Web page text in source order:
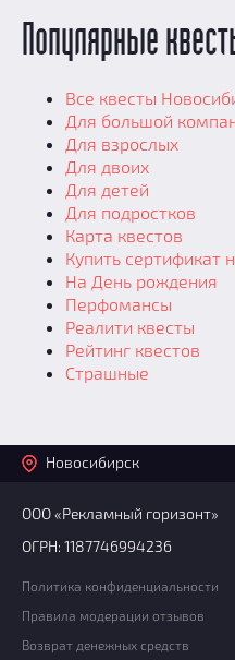
Популярные
Все квесты
Для большой
Для взрослых
Для двоих
Для детей
Для подростков
Карта квестов
Купить сертификат
На День рождения
Перфомансы
Реалити квесты
Рейтинг квестов
Страшные
Новосибирск
ООО «Рекламный горизонт»
ОГРН: 1187746994236
Политика конфиденциальности
Правила модерации отзывов
Возврат денежных средств